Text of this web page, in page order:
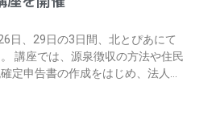
日、29日の3日間、北とぴあにて
講座では、源泉徴収の方法や住民
定申告書の作成をはじめ、法人税
ました。 参加者は例題に取り組み